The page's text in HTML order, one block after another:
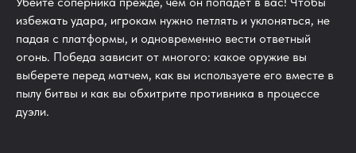
избежать удара, игрокам нужно петлять и уклоняться, не
падая с платформы, и одновременно вести ответный
огонь. Победа зависит от многого: какое оружие вы
выберете перед матчем, как вы используете его вместе в
пылу битвы и как вы обхитрите противника в процессе
дуэли.